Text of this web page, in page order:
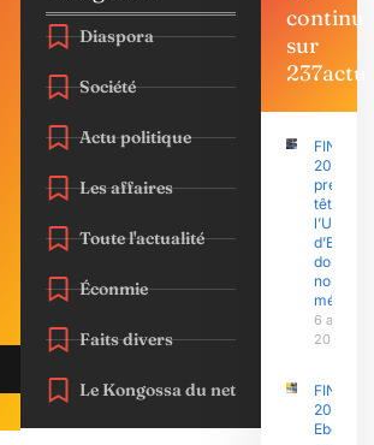
Diaspora
Société
Actu politique
Les affaires
Toute l'actualité
Éconmie
Faits divers
Le Kongossa du net
continu
sur
237actu
FINAJU
2026 :
prend la
tête,
domine
nombre
6 août
2026
FINAJU
2026 :
Ebolowa